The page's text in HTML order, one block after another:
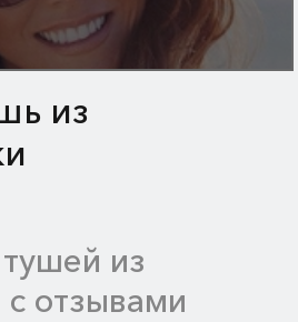
из
из
с отзывами